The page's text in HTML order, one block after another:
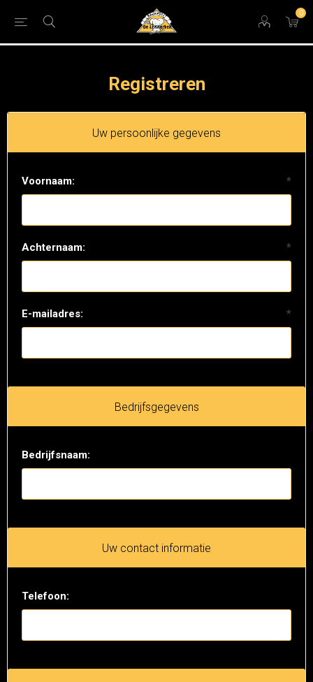
0
Registreren
Uw persoonlijke gegevens
Voornaam: *
Achternaam: *
E-mailadres: *
Bedrijfsgegevens
Bedrijfsnaam:
Uw contact informatie
Telefoon: